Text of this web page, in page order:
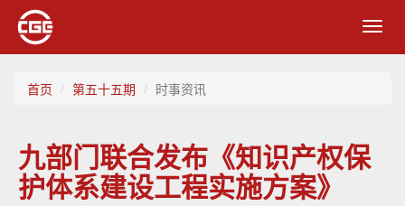
首页 第五十五期 时事资讯
九部门联合发布《知识产权保
护体系建设工程实施方案》